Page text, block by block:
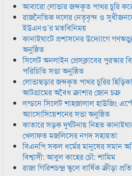
আবারো লোভার জব্দকৃত পাথর চুরি করে
রাজনৈতিক দলের নেতৃবৃন্দ ও
ইউএনও’র মতবিনিময়
কানাইঘাটে প্রশাসনের উদ্যোগে
অনুষ্ঠিত
সিলেট অনলাইন প্রেসক্লাবের
পরিচিতি সভা অনুষ্ঠিত
লোভাছড়ার জব্দকৃত পাথর চুরির
আটগ্রামের অবৈধ ক্রাশার জোন চক্র
লন্ডনে সিলেট শাহজালাল হাউজিং
অ্যাসোসিয়েশনের সভা অনুষ্ঠিত
কাতারে সড়ক দুর্ঘটনায় নিহত
খেলাফত মজলিসের নগদ সহায়তা
বিএনপি সকল ধর্মের মানুষের সমান
বিশ্বাসী: আবুল কাহের চৌ: শামিম
রাজা গিরিশচন্দ্র স্কুলে বার্ষিক ক্রীড়া